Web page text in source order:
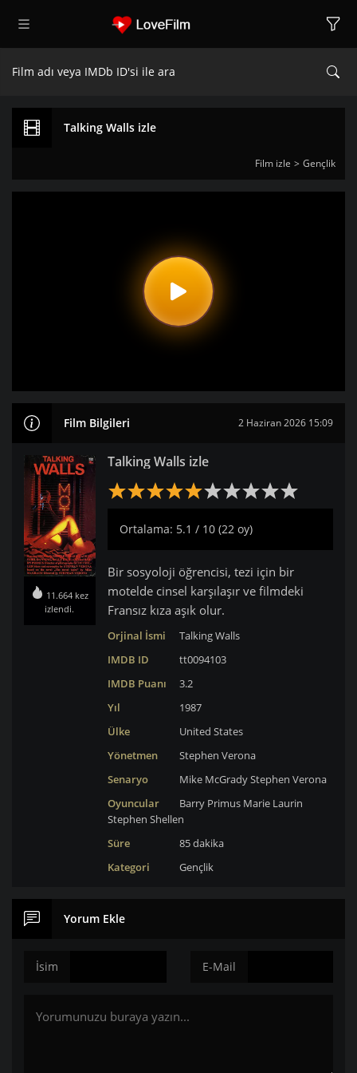
Talking Walls izle
Film izle Gençlik
Film Bilgileri 2 Haziran 2026 15:09
11.664 kez
izlendi.
Talking Walls izle
Ortalama: 5.1 / 10 (22 oy)
Bir sosyoloji öğrencisi, tezi için bir
motelde cinsel karşılaşır ve filmdeki
Fransız kıza aşık olur.
Orjinal İsmi
Talking Walls
IMDB ID
tt0094103
IMDB Puanı
3.2
Yıl
1987
Ülke
United States
Yönetmen
Stephen Verona
Senaryo
Mike McGradyStephen Verona
Oyuncular
Barry Primus Marie Laurin
Stephen Shellen
Süre
85 dakika
Kategori
Gençlik
Yorum Ekle
İsim E-Mail